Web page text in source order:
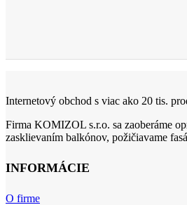
Internetový obchod s viac ako 20 tis.
Firma KOMIZOL s.r.o. sa zaoberáme
zasklievaním balkónov, požičiavame
INFORMÁCIE
O firme